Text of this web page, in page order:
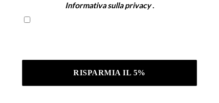
Informativa sulla privacy.